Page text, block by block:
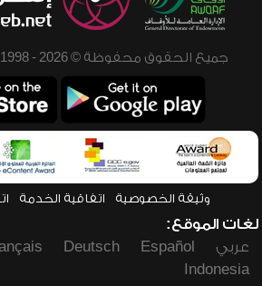
جميع الحقوق محفوظة © 2026 - 1998 لشبكة إسلام ويب
وثيقة الخصوصية اتفاقية الخدمة
لغات الموقع:
عربي
Español
Deutsch
Indonesia